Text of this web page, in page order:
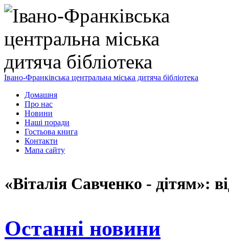
Івано-Франківська центральна міська дитяча бібліотека
Домашня
Про нас
Новини
Наші поради
Гостьова книга
Контакти
Мапа сайту
«Віталія Савченко - дітям»:
Останні новини